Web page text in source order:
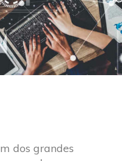
dos grandes